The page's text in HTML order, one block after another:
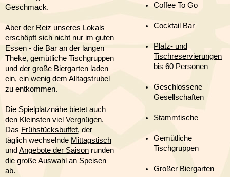
Coffee To Go
Cocktail Bar
Platz- und
Tischreservierungen
bis 60 Personen
Geschlossene
Gesellschaften
Stammtische
Gemütliche
Tischgruppen
Großer Biergarten
Geschmack.
Aber der Reiz unseres Lokals
erschöpft sich nicht nur im guten
Essen - die Bar an der langen
Theke, gemütliche Tischgruppen
und der große Biergarten laden
ein, ein wenig dem Alltagstrubel
zu entkommen.
Die Spielplatznähe bietet auch
den Kleinsten viel Vergnügen.
Das Frühstücksbuffet, der
täglich wechselnde Mittagstisch
und Angebote der Saison runden
die große Auswahl an Speisen
ab.